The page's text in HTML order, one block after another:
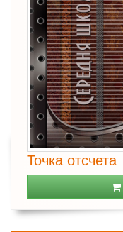
Точка отсчета